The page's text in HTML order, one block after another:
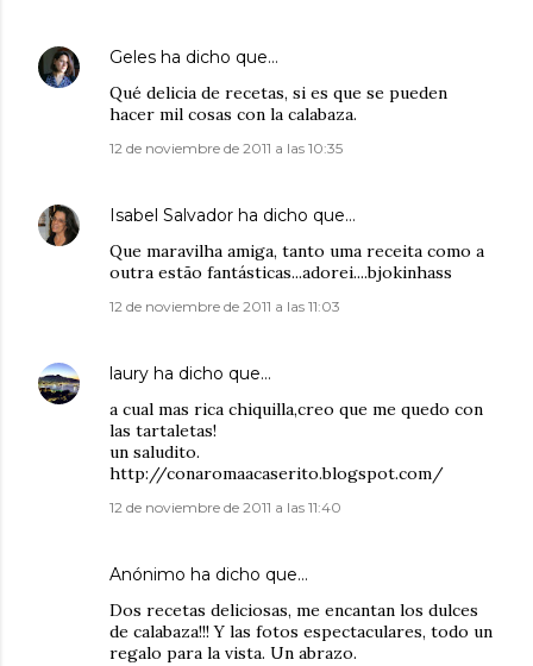
Geles ha dicho que…
Qué delicia de recetas, si es que se pueden
hacer mil cosas con la calabaza.
12 de noviembre de 2011 a las 10:35
Isabel Salvador ha dicho que…
Que maravilha amiga, tanto uma receita como a
outra estão fantásticas...adorei....bjokinhass
12 de noviembre de 2011 a las 11:03
laury ha dicho que…
a cual mas rica chiquilla,creo que me quedo con
las tartaletas!
un saludito.
http://conaromaacaserito.blogspot.com/
12 de noviembre de 2011 a las 11:40
Anónimo ha dicho que…
Dos recetas deliciosas, me encantan los dulces
de calabaza!!! Y las fotos espectaculares, todo un
regalo para la vista. Un abrazo.